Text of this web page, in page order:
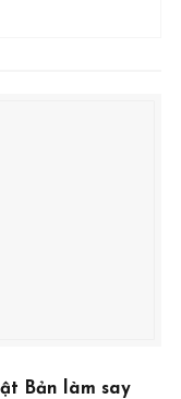
Bản làm say